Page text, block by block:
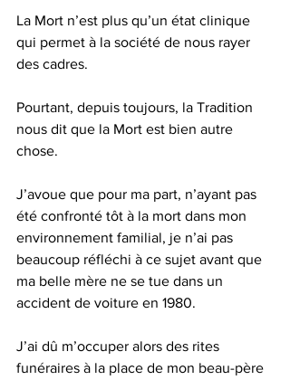
La Mort n’est plus qu’un état clinique
qui permet à la société de nous rayer
des cadres.
Pourtant, depuis toujours, la Tradition
nous dit que la Mort est bien autre
chose.
J’avoue que pour ma part, n’ayant pas
été confronté tôt à la mort dans mon
environnement familial, je n’ai pas
beaucoup réfléchi à ce sujet avant que
ma belle mère ne se tue dans un
accident de voiture en 1980.
J’ai dû m’occuper alors des rites
funéraires à la place de mon beau-père